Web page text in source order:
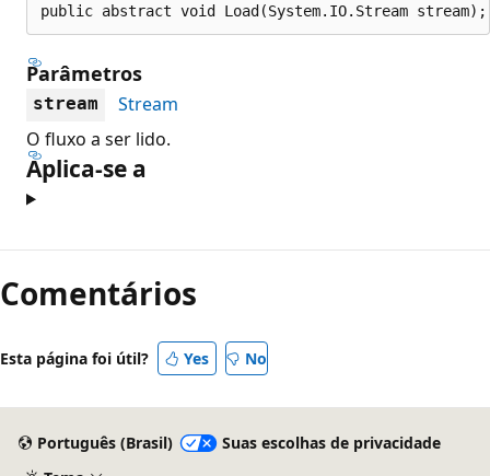
public abstract void Load(System.IO.Stream stream);
Parâmetros
stream
Stream
O fluxo a ser lido.
Aplica-se a
Modo
de
leitura
Comentários
Esta página foi útil? Yes No
Português (Brasil)
Suas escolhas de privacidade